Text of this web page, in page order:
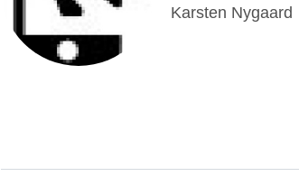
Karsten Nygaard